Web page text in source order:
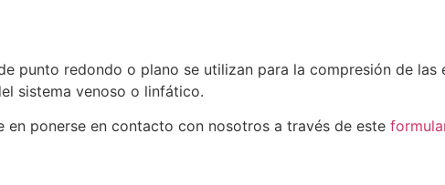
punto redondo o plano se utilizan para la compresión de
sistema venoso o linfático.
en ponerse en contacto con nosotros a través de este